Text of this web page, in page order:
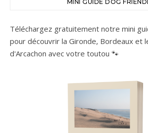
MINI GUIDE DOG
Téléchargez gratuitement notre mini
pour découvrir la Gironde, Bordeaux et
d'Arcachon avec votre toutou 🐾